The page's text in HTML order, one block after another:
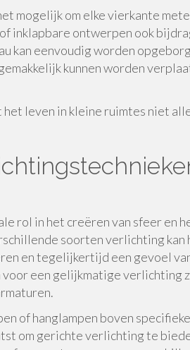
mogelijk om elke vierkante
inklapbare ontwerpen ook
kan eenvoudig worden
kunnen worden
leven in kleine ruimtes niet
rol in het creëren van sfeer en
soorten verlichting kan
en tegelijkertijd een gevoel
een gelijkmatige verlichting
of hanglampen boven
om gerichte verlichting te